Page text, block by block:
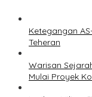
Ketegangan
Teheran
Warisan
Mulai Proyek